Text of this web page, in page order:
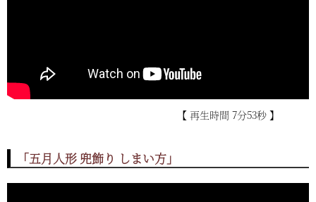
【 再生時間 7分53秒 】
「五月人形 兜飾り しまい方」